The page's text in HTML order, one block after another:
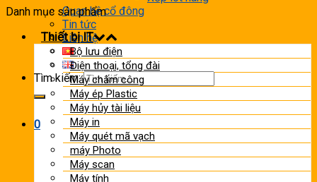
Quan hệ cổ đông
Tin tức
Liên hệ
Tìm kiếm:
0
Danh mục sản phẩm
Thiết bị IT
Bộ lưu điện
Điện thoại, tổng đài
Máy chấm công
Máy ép Plastic
Máy hủy tài liệu
Máy in
Máy quét mã vạch
máy Photo
Máy scan
Máy tính